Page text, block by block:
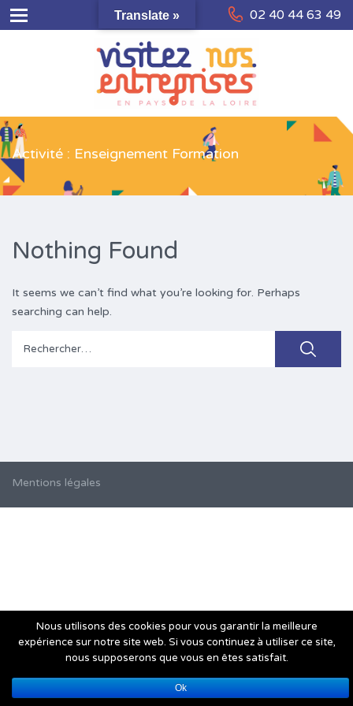
02 40 44 63 49
Activité : Enseignement Formation
Nothing Found
It seems we can’t find what you’re looking for. Perhaps
searching can help.
Rechercher :
Mentions légales
Translate »
Nous utilisons des cookies pour vous garantir la meilleure
expérience sur notre site web. Si vous continuez à utiliser ce site,
nous supposerons que vous en êtes satisfait.
Ok